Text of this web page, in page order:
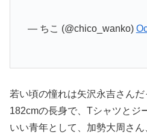
— ちこ (@chico_wanko)
若い頃の憧れは矢沢永吉さん
182cmの長身で、Tシャツとジ
いい青年として、加勢大周さ